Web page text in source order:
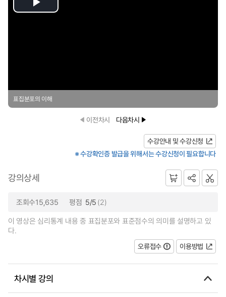
Play
표집분포의 이해
이전차시 다음차시
수강안내 및 수강신청
※ 수강확인증 발급을 위해서는 수강신청이 필요합니다
강의상세
조회수15,635 평점 5/5 (2)
이 영상은 심리통계 내용 중 표집분포와 표준점수의 의미를 설명하고 있
다.
오류접수
이용방법
차시별 강의